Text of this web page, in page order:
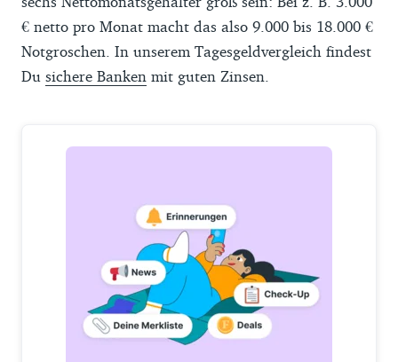
€ netto pro Monat macht das also 9.000 bis 18.000 €
Notgroschen. In unserem Tagesgeldvergleich findest
Du sichere Banken mit guten Zinsen.